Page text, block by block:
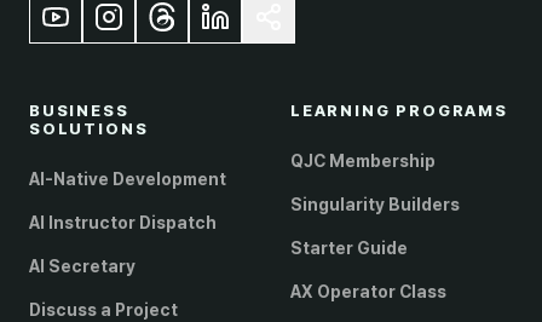
BUSINESS
SOLUTIONS
AI-Native Development
AI Instructor Dispatch
AI Secretary
Discuss a Project
LEARNING PROGRAMS
QJC Membership
Singularity Builders
Starter Guide
AX Operator Class